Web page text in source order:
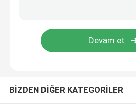
BİZDEN DİĞER KATEGORİLER